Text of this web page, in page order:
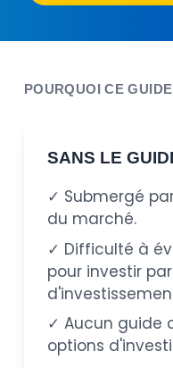
POURQUOI CE
SANS LE
✓ Submergé
du marché.
✓ Difficulté à
pour investir
✓ Aucun guide
options